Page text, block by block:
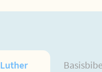
Luther